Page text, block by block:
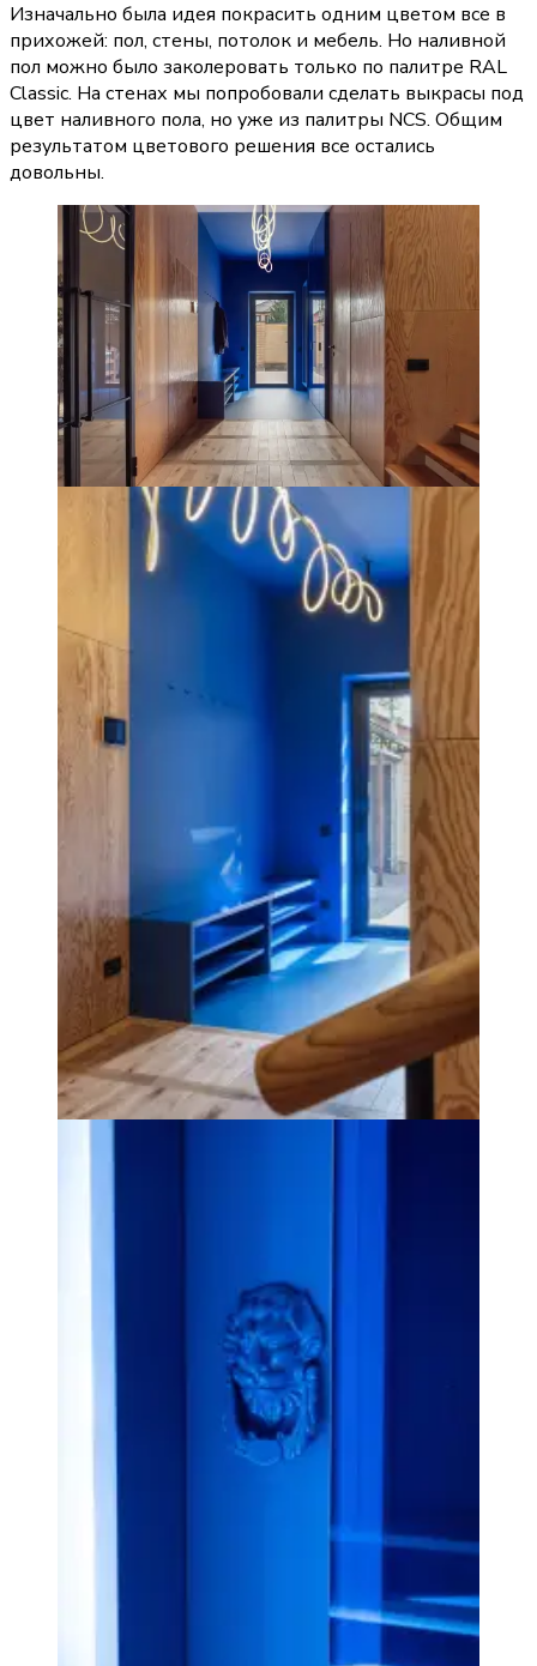
Изначально была идея покрасить одним цветом все в
прихожей: пол, стены, потолок и мебель. Но наливной
пол можно было заколеровать только по палитре RAL
Classic. На стенах мы попробовали сделать выкрасы под
цвет наливного пола, но уже из палитры NCS. Общим
результатом цветового решения все остались
довольны.